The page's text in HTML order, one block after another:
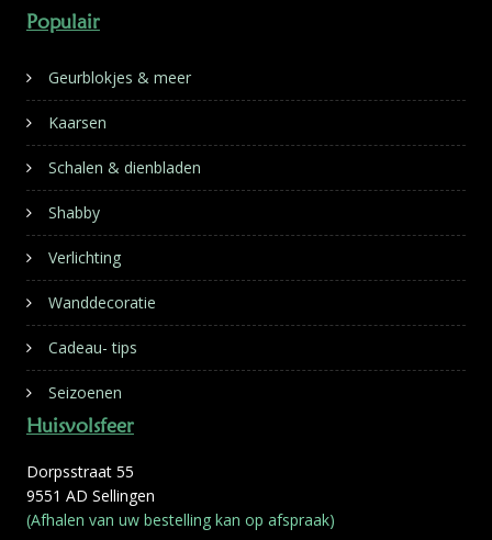
Populair
Geurblokjes & meer
Kaarsen
Schalen & dienbladen
Shabby
Verlichting
Wanddecoratie
Cadeau- tips
Seizoenen
Huisvolsfeer
Dorpsstraat 55
9551 AD Sellingen
(Afhalen van uw bestelling kan op afspraak)